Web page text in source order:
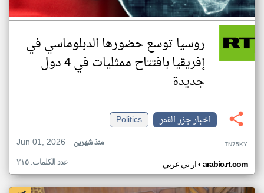
روسيا توسع حضورها الدبلوماسي في
إفريقيا بافتتاح ممثليات في 4 دول
جديدة
اخبار جزر القمر
Politics
Jun 01, 2026
منذ شهرين TN75KY
ار تي عربي• arabic.rt.com عدد الكلمات: ٢١٥